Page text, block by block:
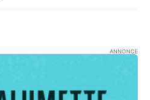
ANNONCE